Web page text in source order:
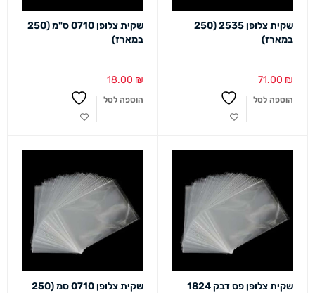
שקית צלופן 2535 (250
במארז)
71.00 ₪
הוספה לסל
שקית צלופן 0710 ס"מ (250
במארז)
18.00 ₪
הוספה לסל
שקית צלופן פס דבק 1824
שקית צלופן 0710 סמ (250